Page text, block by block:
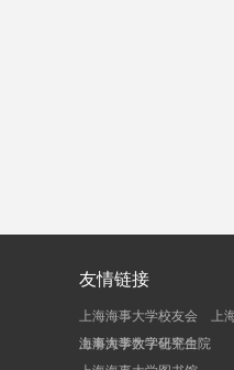
友情链接
上海海事大学校友会 上
海事大学数字化平台
上海海事大学研究生院